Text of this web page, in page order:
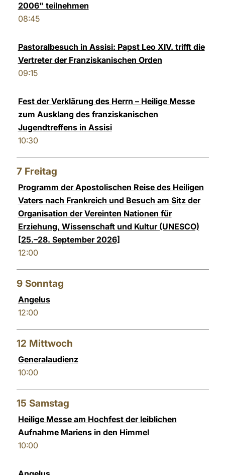
2006" teilnehmen
08:45
Pastoralbesuch in Assisi: Papst Leo XIV. trifft die
Vertreter der Franziskanischen Orden
09:15
Fest der Verklärung des Herrn – Heilige Messe
zum Ausklang des franziskanischen
Jugendtreffens in Assisi
10:30
7 Freitag
Programm der Apostolischen Reise des Heiligen
Vaters nach Frankreich und Besuch am Sitz der
Organisation der Vereinten Nationen für
Erziehung, Wissenschaft und Kultur (UNESCO)
[25.–28. September 2026]
12:00
9 Sonntag
Angelus
12:00
12 Mittwoch
Generalaudienz
10:00
15 Samstag
Heilige Messe am Hochfest der leiblichen
Aufnahme Mariens in den Himmel
10:00